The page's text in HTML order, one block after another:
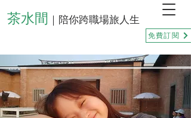
茶水間 ｜陪你跨職場旅人生
免費訂閱